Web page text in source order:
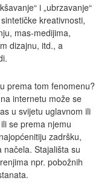
i „ubrzavanje“
kreativnosti,
mas-medijima,
dizajnu, itd., a
prema tom fenomenu?
internetu može se
u svijetu uglavnom ili
ili se prema njemu
zadršku,
Stajališta su
npr. pobožnih